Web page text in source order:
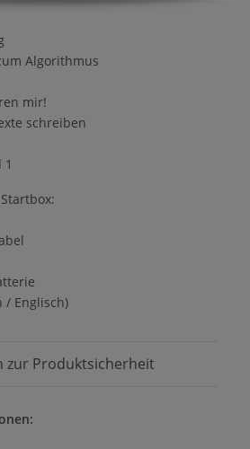
Algorithmus
mir!
schreiben
1
/ Englisch)
zur Produktsicherheit